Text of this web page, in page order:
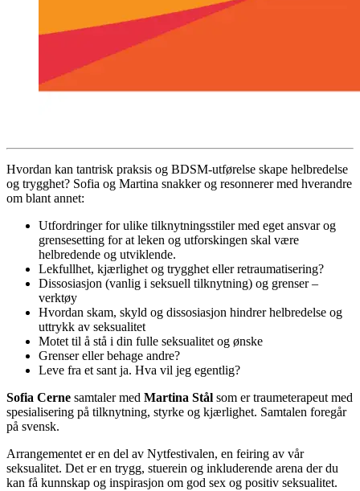
Hvordan kan tantrisk praksis og BDSM-utførelse skape helbredelse
og trygghet? Sofia og Martina snakker og resonnerer med hverandre
om blant annet:
Utfordringer for ulike tilknytningsstiler med eget ansvar og
grensesetting for at leken og utforskingen skal være
helbredende og utviklende.
Lekfullhet, kjærlighet og trygghet eller retraumatisering?
Dissosiasjon (vanlig i seksuell tilknytning) og grenser –
verktøy
Hvordan skam, skyld og dissosiasjon hindrer helbredelse og
uttrykk av seksualitet
Motet til å stå i din fulle seksualitet og ønske
Grenser eller behage andre?
Leve fra et sant ja. Hva vil jeg egentlig?
Sofia Cerne samtaler med Martina Stål som er traumeterapeut med
spesialisering på tilknytning, styrke og kjærlighet. Samtalen foregår
på svensk.
Arrangementet er en del av Nytfestivalen, en feiring av vår
seksualitet. Det er en trygg, stuerein og inkluderende arena der du
kan få kunnskap og inspirasjon om god sex og positiv seksualitet.